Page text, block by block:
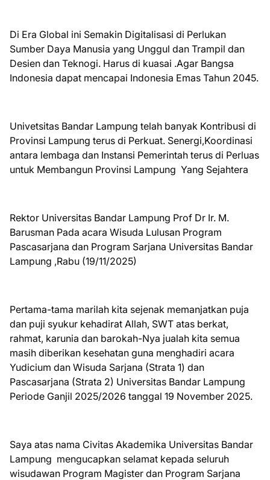
Di Era Global ini Semakin Digitalisasi di Perlukan
Sumber Daya Manusia yang Unggul dan Trampil dan
Desien dan Teknogi. Harus di kuasai .Agar Bangsa
Indonesia dapat mencapai Indonesia Emas Tahun 2045.
Univetsitas Bandar Lampung telah banyak Kontribusi di
Provinsi Lampung terus di Perkuat. Senergi,Koordinasi
antara lembaga dan Instansi Pemerintah terus di Perluas
untuk Membangun Provinsi Lampung Yang Sejahtera
Rektor Universitas Bandar Lampung Prof Dr Ir. M.
Barusman Pada acara Wisuda Lulusan Program
Pascasarjana dan Program Sarjana Universitas Bandar
Lampung ,Rabu (19/11/2025)
Pertama-tama marilah kita sejenak memanjatkan puja
dan puji syukur kehadirat Allah, SWT atas berkat,
rahmat, karunia dan barokah-Nya jualah kita semua
masih diberikan kesehatan guna menghadiri acara
Yudicium dan Wisuda Sarjana (Strata 1) dan
Pascasarjana (Strata 2) Universitas Bandar Lampung
Periode Ganjil 2025/2026 tanggal 19 November 2025.
Saya atas nama Civitas Akademika Universitas Bandar
Lampung mengucapkan selamat kepada seluruh
wisudawan Program Magister dan Program Sarjana